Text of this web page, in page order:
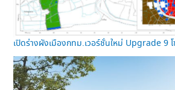
เปิดร่างผังเมืองกทม.เวอร์ชั่นใหม่ Upgrade 9